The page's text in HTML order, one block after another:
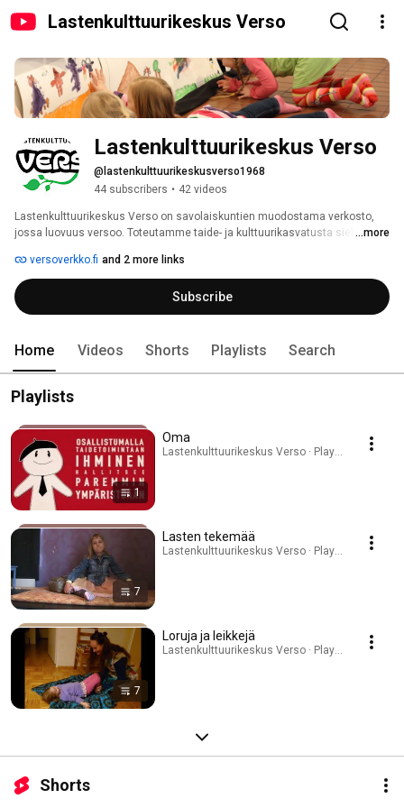
Lastenkulttuurikeskus Verso
Lastenkulttuurikeskus Verso
@lastenkulttuurikeskusverso1968
44 subscribers • 42 videos
Lastenkulttuurikeskus Verso on savolaiskuntien muodostama verkosto,
jossa luovuus versoo. Toteutamme taide- ja kulttuurikasvatusta siellä,
kirjastossa... ja nyt myös verkossa. Tällä kanavalla julkaisemme mm.
Satutuokioita, Taidevälkkä-vinkkejä taiteen tekemiseen kotona tai koulussa
sekä erilaisia lasten ja nuorten taidetuotoksia.
...more
versoverkko.fi and 2 more links
Subscribe
Home Videos Shorts Playlists Search
Playlists
1
Oma
Lastenkulttuurikeskus Verso · Playlist
7
Lasten tekemää
Lastenkulttuurikeskus Verso · Playlist
7
Loruja ja leikkejä
Lastenkulttuurikeskus Verso · Playlist
Shorts